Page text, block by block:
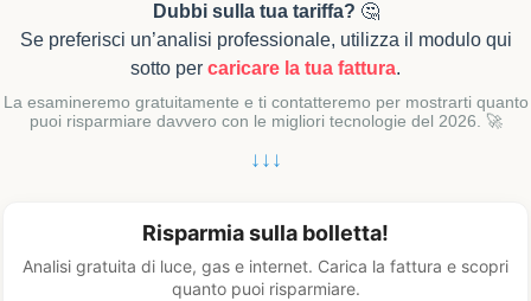
Dubbi sulla tua tariffa? 🤔
Se preferisci un’analisi professionale, utilizza il modulo qui
sotto per caricare la tua fattura.
La esamineremo gratuitamente e ti contatteremo per mostrarti quanto
puoi risparmiare davvero con le migliori tecnologie del 2026. 🚀
↓↓↓
Risparmia sulla bolletta!
Analisi gratuita di luce, gas e internet. Carica la fattura e scopri
quanto puoi risparmiare.